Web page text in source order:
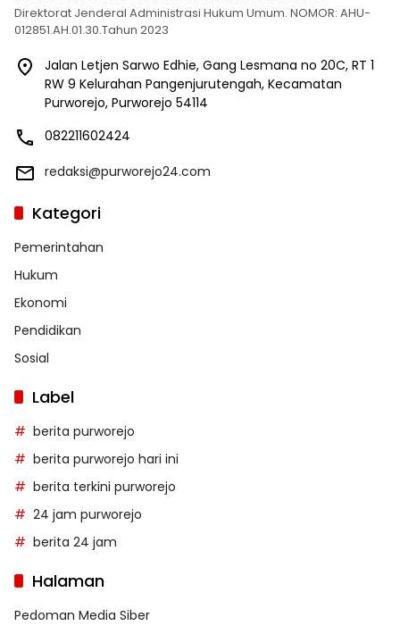
Direktorat Jenderal Administrasi Hukum Umum. NOMOR: AHU-
012851.AH.01.30.Tahun 2023
Jalan Letjen Sarwo Edhie, Gang Lesmana no 20C, RT 1
RW 9 Kelurahan Pangenjurutengah, Kecamatan
Purworejo, Purworejo 54114
082211602424
redaksi@purworejo24.com
Kategori
Pemerintahan
Hukum
Ekonomi
Pendidikan
Sosial
Label
berita purworejo
berita purworejo hari ini
berita terkini purworejo
24 jam purworejo
berita 24 jam
Halaman
Pedoman Media Siber